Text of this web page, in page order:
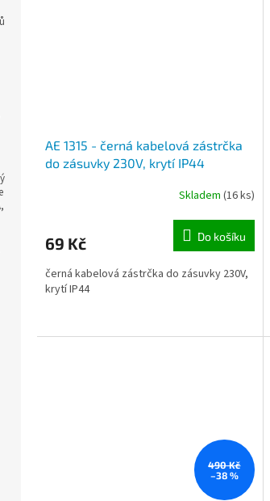
AE 1315 - černá kabelová zástrčka
do zásuvky 230V, krytí IP44
Skladem (16 ks)
69 Kč Do košíku
černá kabelová zástrčka do zásuvky 230V,
krytí IP44
490 Kč
–38 %